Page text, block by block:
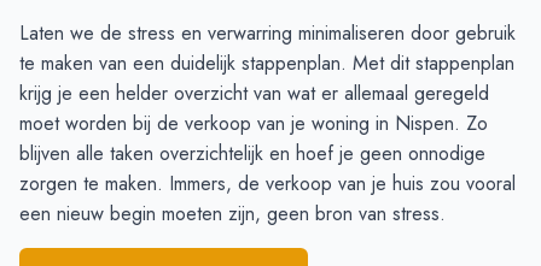
Mei
6
5
Juni
1 6
Laten we de stress en verwarring minimaliseren door gebruik
te maken van een duidelijk stappenplan. Metdit stappenplan
krijg je een helder overzicht van wat er allemaal geregeld
moet worden bij de verkoop van je woning in Nispen. Zo
blijven alle taken overzichtelijk en hoef je geen onnodige
zorgen te maken. Immers, de verkoop van je huis zou vooral
een nieuw begin moeten zijn, geen bron van stress.